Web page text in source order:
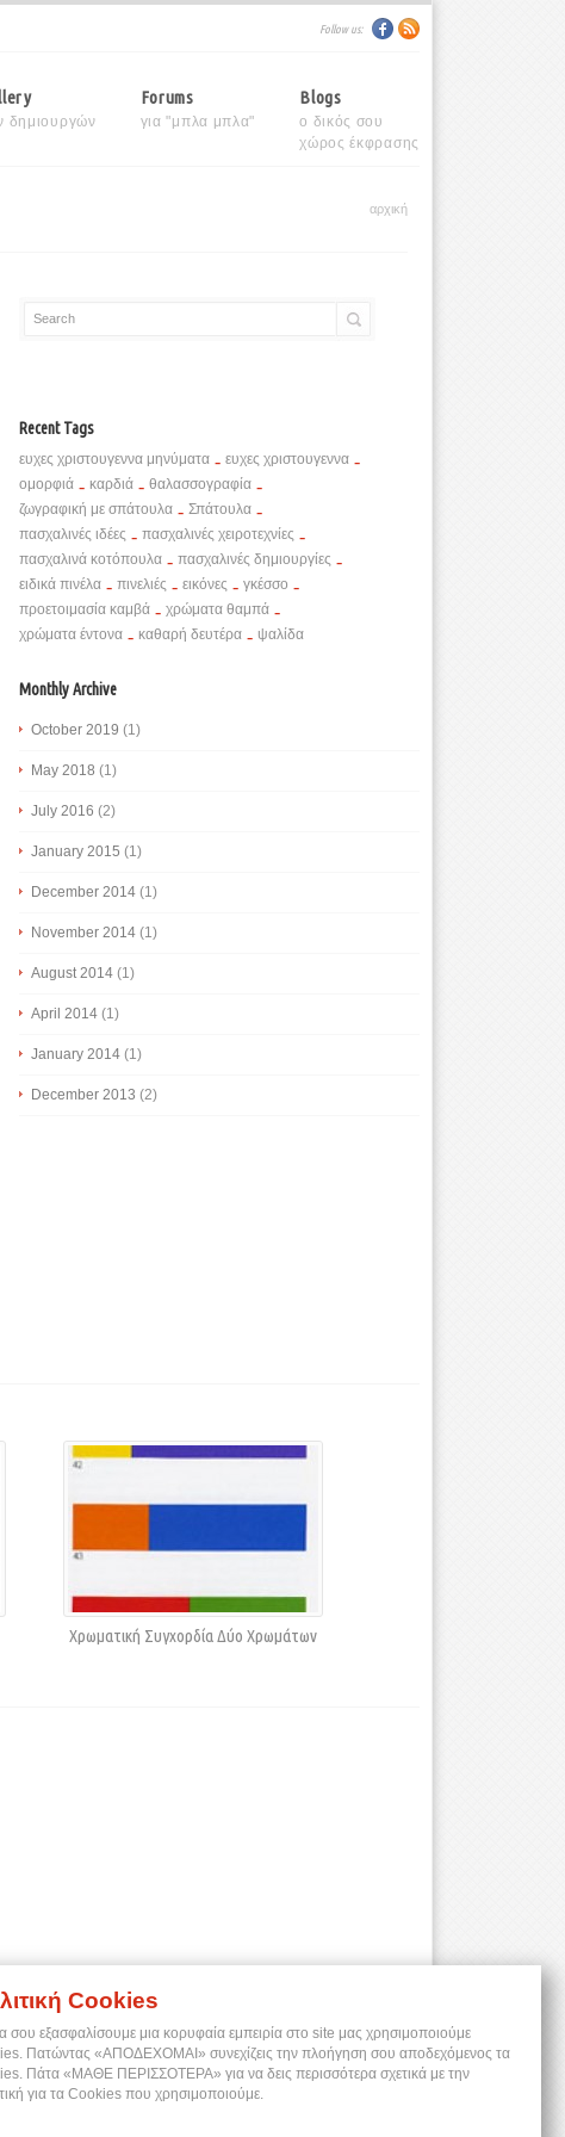
Cookies
σου εξασφαλίσουμε μια κορυφαία εμπειρία στο site μας χρησιμοποιούμε
Πατώντας «ΑΠΟΔΕΧΟΜΑΙ» συνεχίζεις την πλοήγηση σου αποδεχόμενος τα
Πάτα «ΜΑΘΕ ΠΕΡΙΣΣΟΤΕΡΑ» για να δεις περισσότερα σχετικά με την
για τα Cookies που χρησιμοποιούμε.
Follow us:
δημιουργών
Forums
για "μπλα μπλα"
Blogs
ο δικός σου
χώρος έκφρασης
αρχική
Search
Recent Tags
ευχες χριστουγεννα μηνύματα - ευχες χριστουγεννα -
ομορφιά - καρδιά - θαλασσογραφία -
ζωγραφική με σπάτουλα - Σπάτουλα -
πασχαλινές ιδέες - πασχαλινές χειροτεχνίες -
πασχαλινά κοτόπουλα - πασχαλινές δημιουργίες -
ειδικά πινέλα - πινελιές - εικόνες - γκέσσο -
προετοιμασία καμβά - χρώματα θαμπά -
χρώματα έντονα - καθαρή δευτέρα - ψαλίδα
Monthly Archive
October 2019 (1)
May 2018 (1)
July 2016 (2)
January 2015 (1)
December 2014 (1)
November 2014 (1)
August 2014 (1)
April 2014 (1)
January 2014 (1)
December 2013 (2)
Χρωματική Συγχορδία Δύο Χρωμάτων